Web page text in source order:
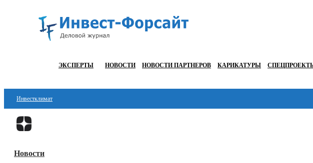
ЭКСПЕРТЫ НОВОСТИ НОВОСТИ ПАРТНЕРОВ КАРИКАТУРЫ
Инвестклимат
Финансы
Блокчейн
Новости